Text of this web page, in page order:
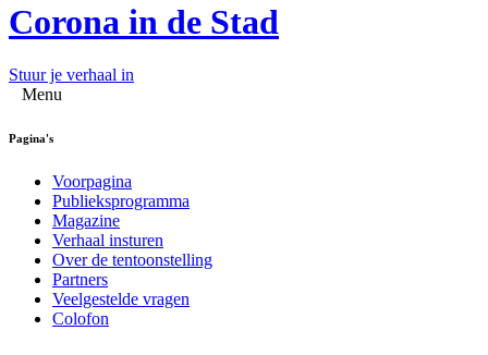
Corona in de Stad
Stuur je verhaal in
Menu
Pagina's
Voorpagina
Publieksprogramma
Magazine
Verhaal insturen
Over de tentoonstelling
Partners
Veelgestelde vragen
Colofon